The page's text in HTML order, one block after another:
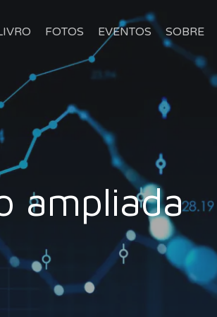
FOTOS EVENTOS SOBRE
ampliada